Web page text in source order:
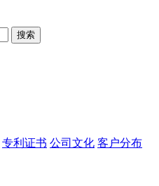
专利证书 公司文化 客户分布